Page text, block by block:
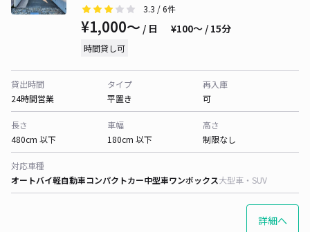
3.3 / 6件
¥1,000〜 / 日 ¥100〜 / 15分
時間貸し可
貸出時間
24時間営業
タイプ
平置き
再入庫
可
長さ
480cm 以下
車幅
180cm 以下
高さ
制限なし
対応車種
オートバイ軽自動車コンパクトカー中型車ワンボックス大型車・SUV
詳細へ